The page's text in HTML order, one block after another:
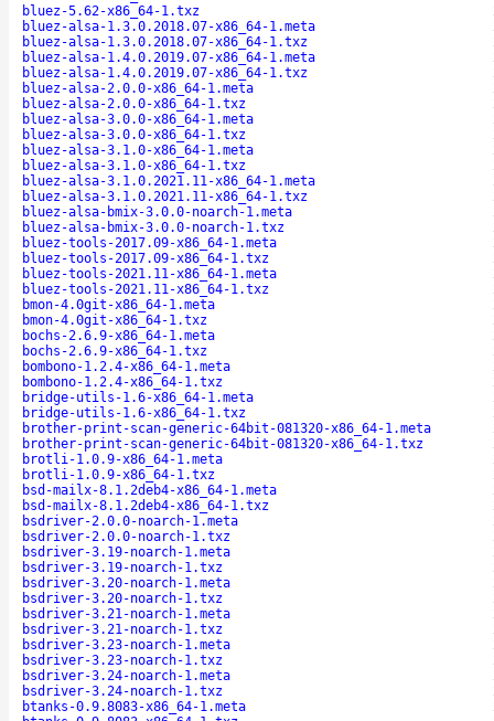
bluez-5.62-x86_64-1.txz
bluez-alsa-1.3.0.2018.07-x86_64-1.meta
bluez-alsa-1.3.0.2018.07-x86_64-1.txz
bluez-alsa-1.4.0.2019.07-x86_64-1.meta
bluez-alsa-1.4.0.2019.07-x86_64-1.txz
bluez-alsa-2.0.0-x86_64-1.meta
bluez-alsa-2.0.0-x86_64-1.txz
bluez-alsa-3.0.0-x86_64-1.meta
bluez-alsa-3.0.0-x86_64-1.txz
bluez-alsa-3.1.0-x86_64-1.meta
bluez-alsa-3.1.0-x86_64-1.txz
bluez-alsa-3.1.0.2021.11-x86_64-1.meta
bluez-alsa-3.1.0.2021.11-x86_64-1.txz
bluez-alsa-bmix-3.0.0-noarch-1.meta
bluez-alsa-bmix-3.0.0-noarch-1.txz
bluez-tools-2017.09-x86_64-1.meta
bluez-tools-2017.09-x86_64-1.txz
bluez-tools-2021.11-x86_64-1.meta
bluez-tools-2021.11-x86_64-1.txz
bmon-4.0git-x86_64-1.meta
bmon-4.0git-x86_64-1.txz
bochs-2.6.9-x86_64-1.meta
bochs-2.6.9-x86_64-1.txz
bombono-1.2.4-x86_64-1.meta
bombono-1.2.4-x86_64-1.txz
bridge-utils-1.6-x86_64-1.meta
bridge-utils-1.6-x86_64-1.txz
brother-print-scan-generic-64bit-081320-x86_64-1.meta
brother-print-scan-generic-64bit-081320-x86_64-1.txz
brotli-1.0.9-x86_64-1.meta
brotli-1.0.9-x86_64-1.txz
bsd-mailx-8.1.2deb4-x86_64-1.meta
bsd-mailx-8.1.2deb4-x86_64-1.txz
bsdriver-2.0.0-noarch-1.meta
bsdriver-2.0.0-noarch-1.txz
bsdriver-3.19-noarch-1.meta
bsdriver-3.19-noarch-1.txz
bsdriver-3.20-noarch-1.meta
bsdriver-3.20-noarch-1.txz
bsdriver-3.21-noarch-1.meta
bsdriver-3.21-noarch-1.txz
bsdriver-3.23-noarch-1.meta
bsdriver-3.23-noarch-1.txz
bsdriver-3.24-noarch-1.meta
bsdriver-3.24-noarch-1.txz
btanks-0.9.8083-x86_64-1.meta